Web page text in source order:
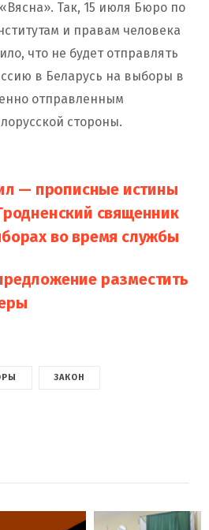
Так, 15 июля Бюро по
и правам человека
что не будет отправлять
в Беларусь на выборы в
отправленным
стороны.
— прописные истины
священник
во время службы
разместить
ЗАКОН